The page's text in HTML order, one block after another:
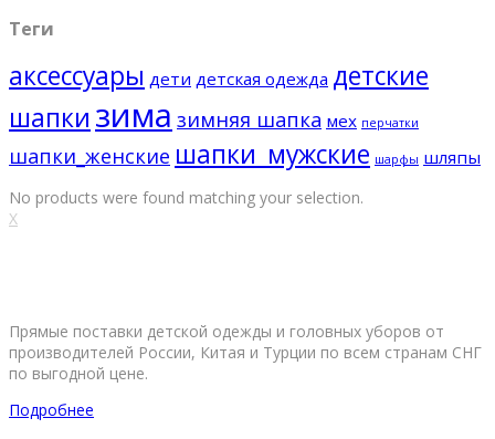
Теги
аксессуары дети детская одежда детские
шапки зима зимняя шапка мех перчатки
шапки_женские шапки_мужские шарфы шляпы
No products were found matching your selection.
X
Прямые поставки детской одежды и головных уборов от
производителей России, Китая и Турции по всем странам СНГ
по выгодной цене.
Подробнее